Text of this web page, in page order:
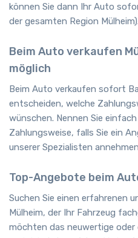
können Sie dann Ihr Auto
der gesamten Region Mülheim).
Beim Auto verkaufen
möglich
Beim Auto verkaufen sofort
entscheiden, welche
wünschen. Nennen Sie
Zahlungsweise, falls Sie ein
unserer Spezialisten
Top-Angebote beim
Suchen Sie einen erfahrenen
Mülheim, der Ihr Fahrzeug
möchten das neuwertige